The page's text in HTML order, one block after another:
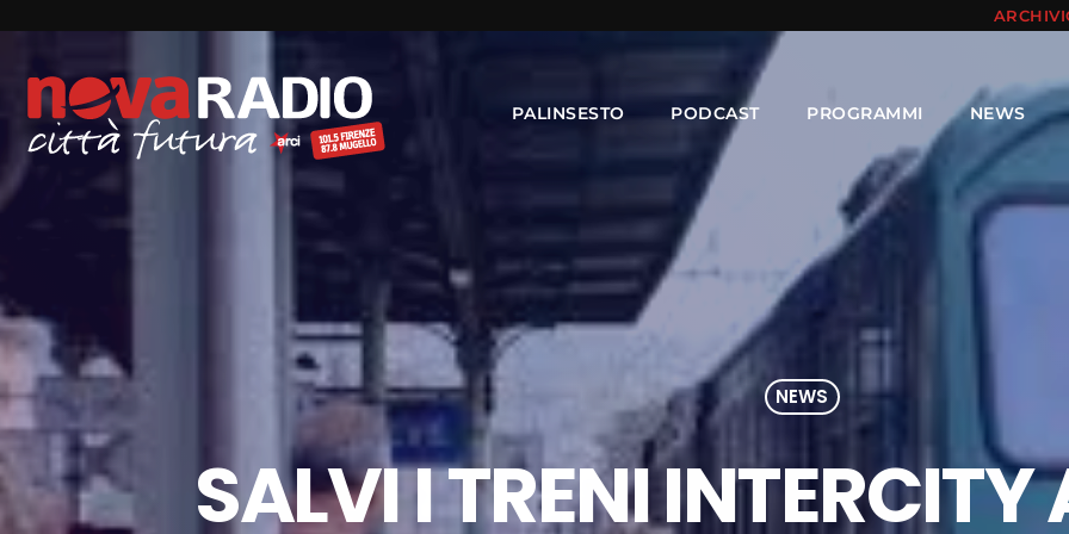
PALINSESTO PODCAST PROGRAMMI NEWS
NEWS
SALVI I TRENI INTERCITY